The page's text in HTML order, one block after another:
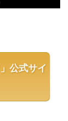
公式サイ